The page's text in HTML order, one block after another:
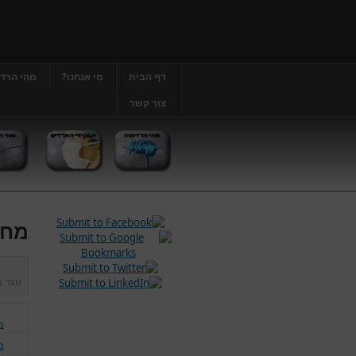
דף הבית מי אנחנו? מהי
צור קשר
נוצר